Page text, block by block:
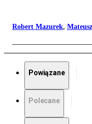
Robert Mazurek,
Powiązane
Polecane